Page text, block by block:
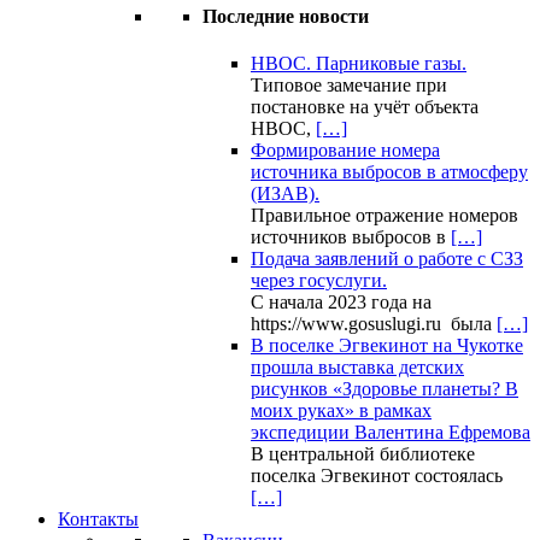
Последние новости
НВОС. Парниковые газы.
Типовое замечание при
постановке на учёт объекта
НВОС, […]
Формирование номера
источника выбросов в атмосферу
(ИЗАВ).
Правильное отражение номеров
источников выбросов в […]
Подача заявлений о работе с СЗЗ
через госуслуги.
С начала 2023 года на
https://www.gosuslugi.ru была […]
В поселке Эгвекинот на Чукотке
прошла выставка детских
рисунков «Здоровье планеты? В
моих руках» в рамках
экспедиции Валентина Ефремова
В центральной библиотеке
поселка Эгвекинот состоялась
[…]
Контакты